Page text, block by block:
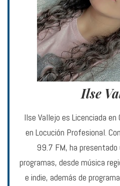
Ilse
Ilse Vallejo es Licenciada
en Locución Profesional.
99.7 FM, ha presentado
programas, desde música
e indie, además de